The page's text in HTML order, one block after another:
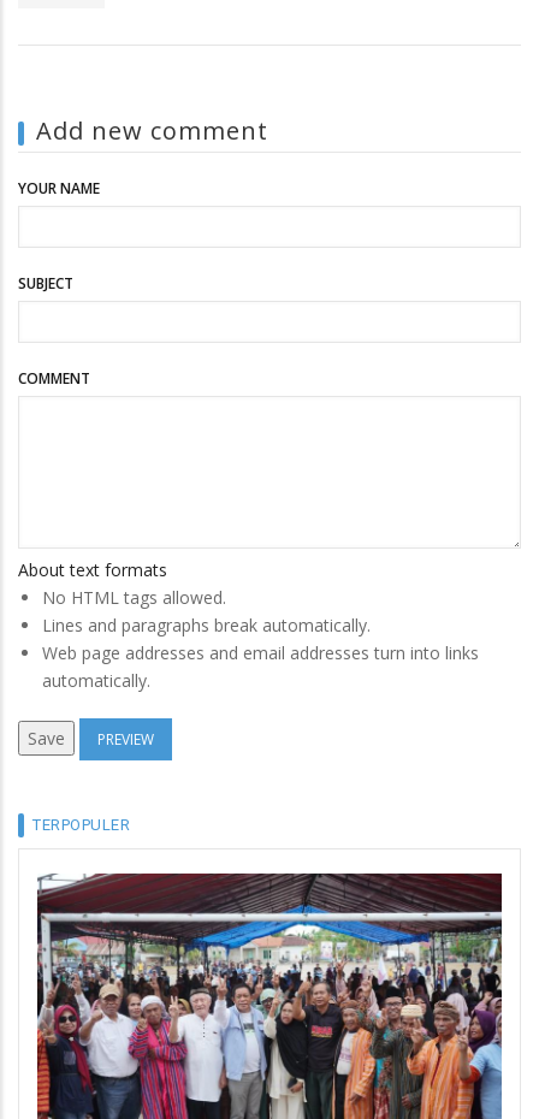
Add new comment
YOUR NAME
SUBJECT
COMMENT
About text formats
No HTML tags allowed.
Lines and paragraphs break automatically.
Web page addresses and email addresses turn into links
automatically.
TERPOPULER